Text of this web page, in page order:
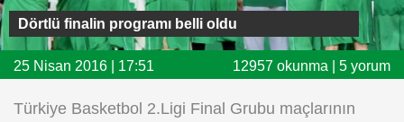
Facebook
Twitter
Instagram
Dörtlü finalin programı belli oldu
25 Nisan 2016 | 17:51 12957 okunma | 5 yorum
Türkiye Basketbol 2.Ligi Final Grubu maçlarının